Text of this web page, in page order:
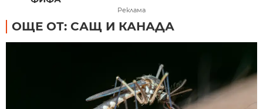
Реклама
ОЩЕ ОТ: САЩ И КАНАДА